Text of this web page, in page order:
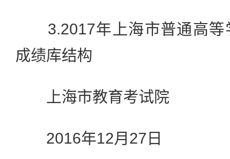
3.2017年上海市普通高等
成绩库结构
上海市教育考试院
2016年12月27日